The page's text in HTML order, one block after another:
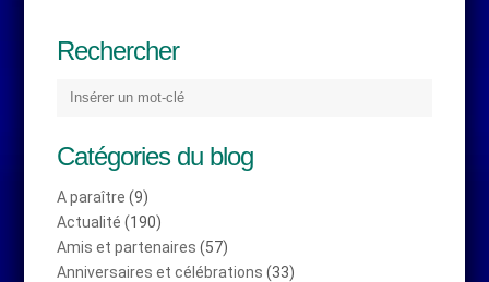
Rechercher
Catégories du blog
A paraître (9)
Actualité (190)
Amis et partenaires (57)
Anniversaires et célébrations (33)